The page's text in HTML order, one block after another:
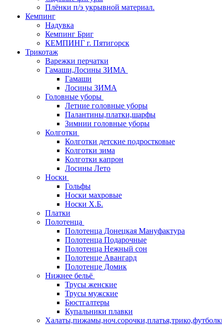
Плёнки п/э укрывной материал.
Кемпинг
Надувка
Кемпинг Бриг
КЕМПИНГ г. Пятигорск
Трикотаж
Варежки перчатки
Гамаши,Лосины ЗИМА
Гамаши
Лосины ЗИМА
Головные уборы
Летние головные уборы
Палантины,платки,шарфы
Зимнии головные уборы
Колготки
Колготки детские подростковые
Колготки зима
Колготки капрон
Лосины Лето
Носки
Гольфы
Носки махровые
Носки Х.Б.
Платки
Полотенца
Полотенца Донецкая Мануфактура
Полотенца Подарочные
Полотенца Нежный сон
Полотенце Авангард
Полотенце Домик
Нижнее бельё
Трусы женские
Трусы мужские
Бюстгалтеры
Купальники плавки